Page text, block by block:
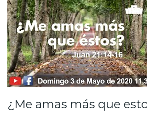
¿Me amas más que